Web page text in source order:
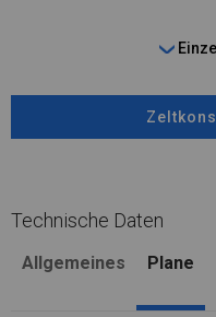
Technische Daten
Allgemeines Plane